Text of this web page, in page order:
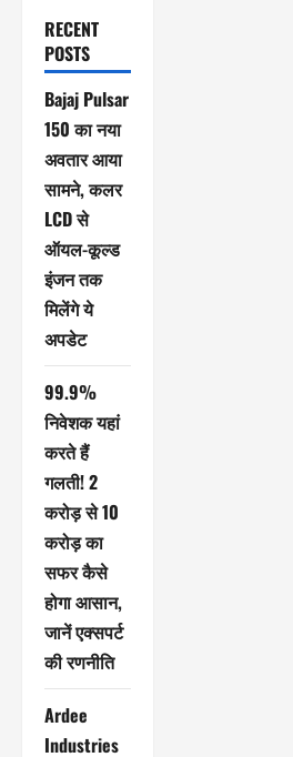
RECENT
POSTS
Bajaj Pulsar
150 का नया
अवतार आया
सामने, कलर
LCD से
ऑयल-कूल्ड
इंजन तक
मिलेंगे ये
अपडेट
99.9%
निवेशक यहां
करते हैं
गलती! 2
करोड़ से 10
करोड़ का
सफर कैसे
होगा आसान,
जानें एक्सपर्ट
की रणनीति
Ardee
Industries